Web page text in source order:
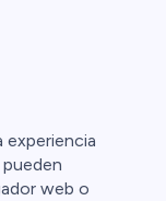
web o